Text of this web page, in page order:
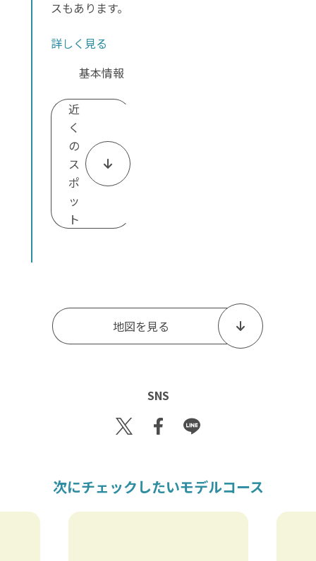
スもあります。
詳しく見る
基本情報
近
く
の
ス
ポ
ッ
ト
地図を見る
SNS
Tw
itt
Fac
eb
Lin
e
次にチェックしたいモデルコース